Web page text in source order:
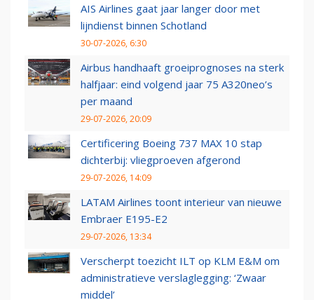
AIS Airlines gaat jaar langer door met
lijndienst binnen Schotland
30-07-2026, 6:30
Airbus handhaaft groeiprognoses na sterk
halfjaar: eind volgend jaar 75 A320neo’s
per maand
29-07-2026, 20:09
Certificering Boeing 737 MAX 10 stap
dichterbij: vliegproeven afgerond
29-07-2026, 14:09
LATAM Airlines toont interieur van nieuwe
Embraer E195-E2
29-07-2026, 13:34
Verscherpt toezicht ILT op KLM E&M om
administratieve verslaglegging: ‘Zwaar
middel’